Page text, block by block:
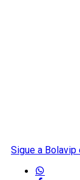
Sigue a Bolavip